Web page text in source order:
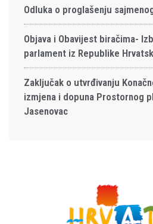
Odluka o proglašenju
Objava i Obavijest biračima-
parlament iz Republike
Zaključak o utvrđivanju
izmjena i dopuna Prostornog
Jasenovac